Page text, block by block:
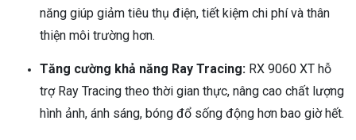
năng giúp giảm tiêu thụ điện, tiết kiệm chi phí và thân
thiện môi trường hơn.
Tăng cường khả năng Ray Tracing: RX 9060 XT hỗ
trợ Ray Tracing theo thời gian thực, nâng cao chất lượng
hình ảnh, ánh sáng, bóng đổ sống động hơn bao giờ hết.